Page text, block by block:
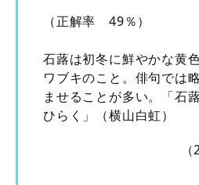
（正解率 49％）
石蕗は初冬に鮮やかな黄
ワブキのこと。俳句では
ませることが多い。「石
ひらく」（横山白虹）